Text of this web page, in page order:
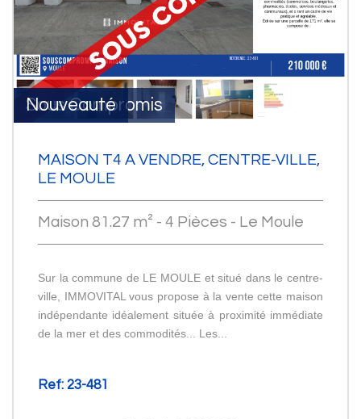
Sous Compromis
Nouveauté
MAISON T4 A VENDRE, CENTRE-VILLE,
LE MOULE
Maison 81.27 m² - 4 Pièces - Le Moule
Sur la commune de LE MOULE et situé dans le centre-
ville, IMMOVITAL vous propose à la vente cette maison
indépendante idéalement située à proximité immédiate
de la mer et des commodités... Les...
Ref: 23-481